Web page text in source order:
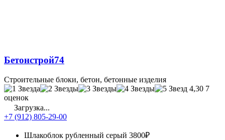
Бетонстрой74
Строительные блоки, бетон, бетонные изделия
4,30 7
оценок
Загрузка...
+7 (912) 805-29-00
Шлакоблок рубленный серый 3800₽